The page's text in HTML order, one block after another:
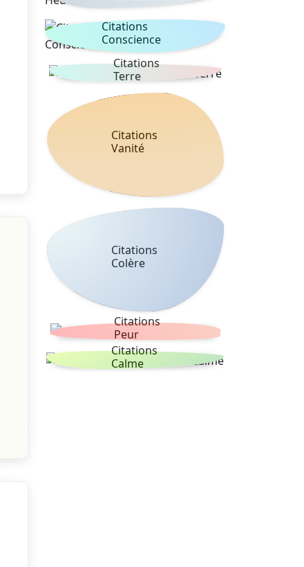
Citations
Conscience
Citations
Terre
Citations
Vanité
Citations
Colère
Citations
Peur
Citations
Calme